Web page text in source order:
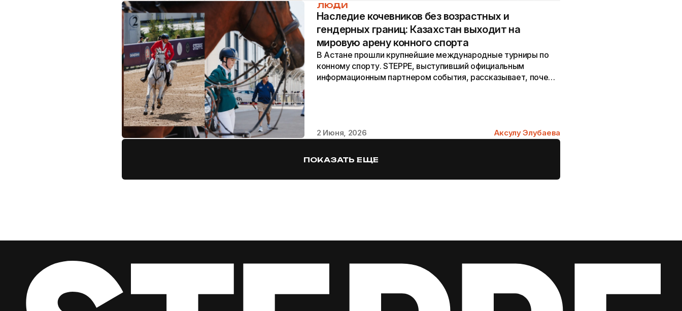
ЛЮДИ
Наследие кочевников без возрастных и
гендерных границ: Казахстан выходит на
мировую арену конного спорта
В Астане прошли крупнейшие международные турниры по
конному спорту. STEPPE, выступивший официальным
информационным партнером события, рассказывает, почему
2 Июня, 2026 Аксулу Элубаева
ПОКАЗАТЬ ЕЩЕ